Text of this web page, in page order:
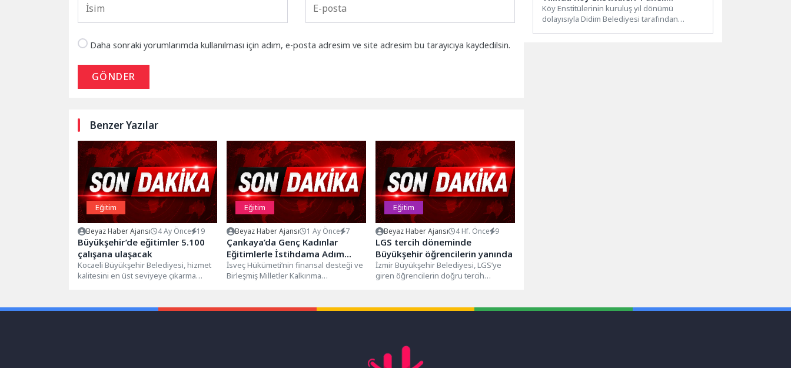
Daha sonraki yorumlarımda kullanılması için adım, e-posta adresim ve site adresim bu tarayıcıya kaydedilsin.
GÖNDER
Benzer Yazılar
Eğitim
Beyaz Haber Ajansı 4 Ay Önce 19
Büyükşehir’de eğitimler 5.100
çalışana ulaşacak
Kocaeli Büyükşehir Belediyesi, hizmet
kalitesini en üst seviyeye çıkarma
Eğitim
Beyaz Haber Ajansı 1 Ay Önce 7
Çankaya’da Genç Kadınlar
Eğitimlerle İstihdama Adım
Atıyor
İsveç Hükümeti’nin finansal desteği ve
Birleşmiş Milletler Kalkınma
Kadınların...
Eğitim
Beyaz Haber Ajansı 4 Hf. Önce 9
LGS tercih döneminde
Büyükşehir öğrencilerin yanında
İzmir Büyükşehir Belediyesi, LGS’ye
giren öğrencilerin doğru tercih
Düzenliyor
Köy Enstitülerinin kuruluş yıl dönümü
dolayısıyla Didim Belediyesi tarafından